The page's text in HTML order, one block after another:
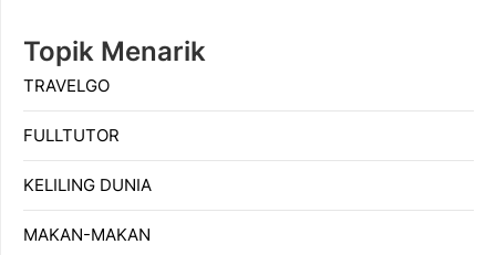
Topik Menarik
TRAVELGO
FULLTUTOR
KELILING DUNIA
MAKAN-MAKAN